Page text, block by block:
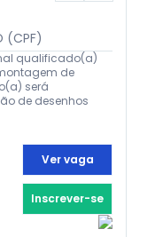
(CPF)
qualificado(a)
de
será
de desenhos
Ver vaga
Inscrever-se